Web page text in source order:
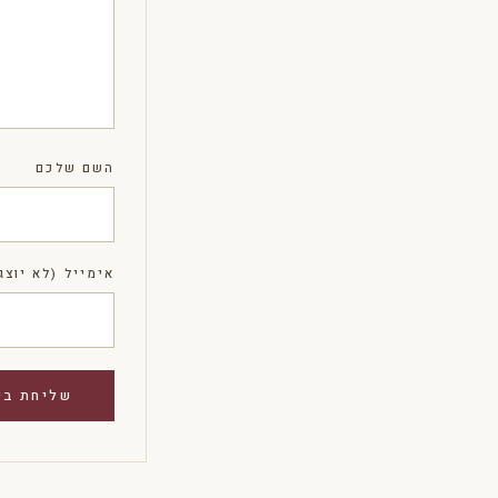
השם שלכם
אימייל (לא